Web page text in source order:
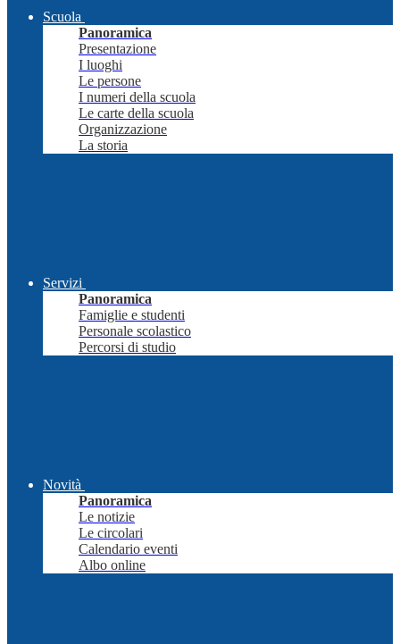
Scuola
Panoramica
Presentazione
I luoghi
Le persone
I numeri della scuola
Le carte della scuola
Organizzazione
La storia
Servizi
Panoramica
Famiglie e studenti
Personale scolastico
Percorsi di studio
Novità
Panoramica
Le notizie
Le circolari
Calendario eventi
Albo online